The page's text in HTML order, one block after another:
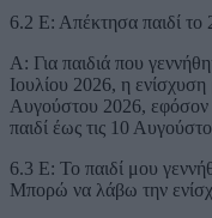
6.2 Ε: Απέκτησα παιδί το
Α: Για παιδιά που
Ιουλίου 2026, η
Αυγούστου 2026, εφόσον
παιδί έως τις 10
6.3 Ε: Το παιδί μου
Μπορώ να λάβω την